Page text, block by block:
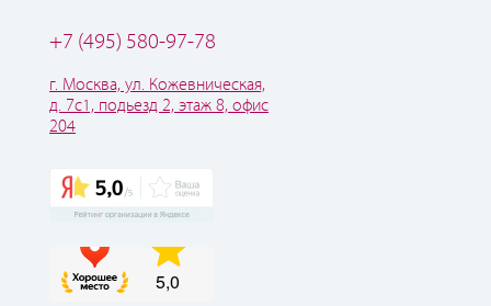
+7 (495) 580-97-78
г. Москва, ул. Кожевническая,
д. 7с1, подьезд 2, этаж 8, офис
204